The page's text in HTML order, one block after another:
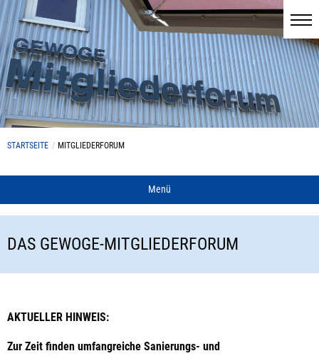
STARTSEITE MITGLIEDERFORUM
Menü
DAS GEWOGE-MITGLIEDERFORUM
AKTUELLER HINWEIS:
Zur Zeit finden umfangreiche Sanierungs- und